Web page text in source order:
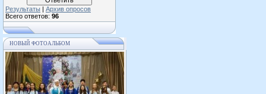
Результаты | Архив опросов
Всего ответов: 96
НОВЫЙ ФОТОАЛЬБОМ